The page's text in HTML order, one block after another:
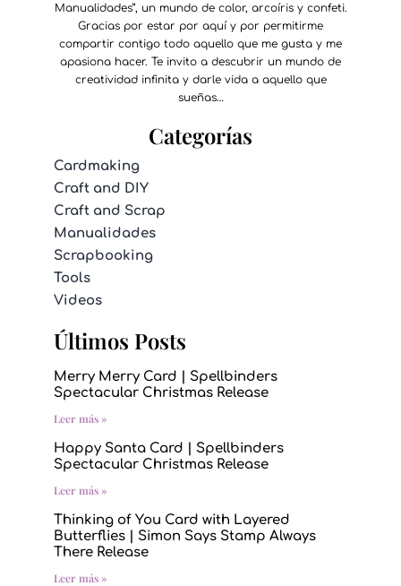
Manualidades”, un mundo de color, arcoíris y confeti.
Gracias por estar por aquí y por permitirme
compartir contigo todo aquello que me gusta y me
apasiona hacer. Te invito a descubrir un mundo de
creatividad infinita y darle vida a aquello que
sueñas…
Categorías
Cardmaking
Craft and DIY
Craft and Scrap
Manualidades
Scrapbooking
Tools
Videos
Últimos Posts
Merry Merry Card | Spellbinders
Spectacular Christmas Release
Leer más »
Happy Santa Card | Spellbinders
Spectacular Christmas Release
Leer más »
Thinking of You Card with Layered
Butterflies | Simon Says Stamp Always
There Release
Leer más »